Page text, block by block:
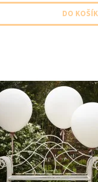
kost 3ks v balení